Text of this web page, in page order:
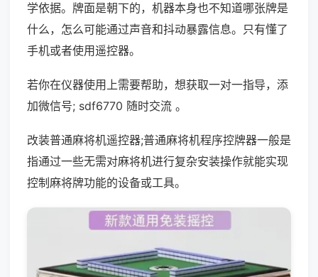
学依据。牌面是朝下的，机器本身也不知道哪张牌是
什么，怎么可能通过声音和抖动暴露信息。只有懂了
手机或者使用遥控器。
若你在仪器使用上需要帮助，想获取一对一指导，添
加微信号; sdf6770 随时交流 。
改装普通麻将机遥控器;普通麻将机程序控牌器一般是
指通过一些无需对麻将机进行复杂安装操作就能实现
控制麻将牌功能的设备或工具。